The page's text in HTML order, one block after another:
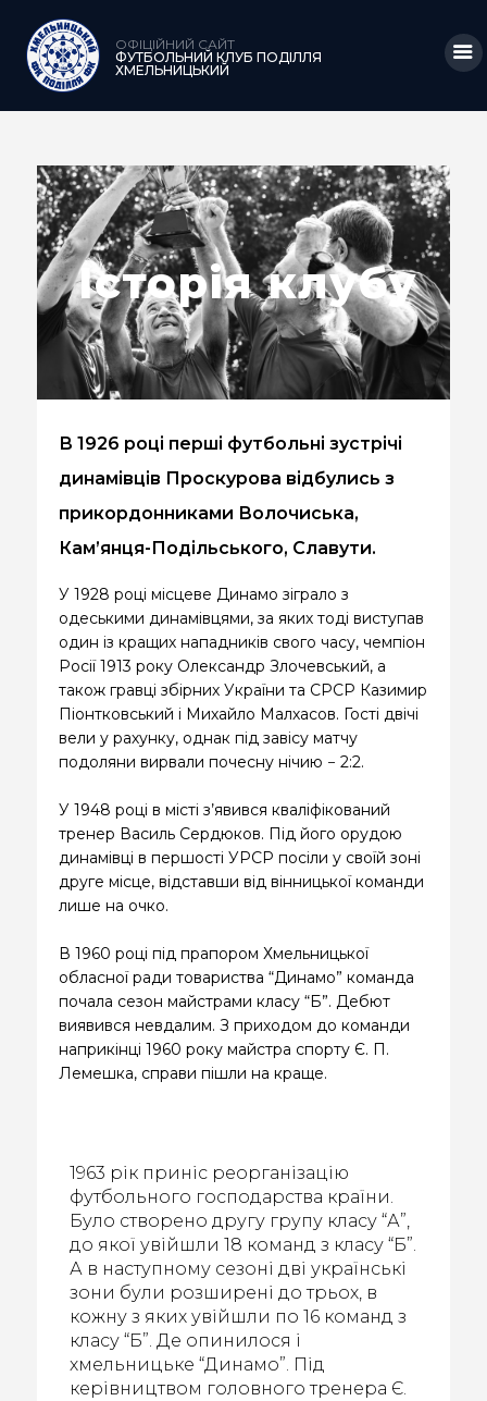
ОФІЦІЙНИЙ САЙТ
ФУТБОЛЬНИЙ КЛУБ ПОДІЛЛЯ
ХМЕЛЬНИЦЬКИЙ
ГОЛОВНА
НОВИНИ
КЛУБ
КОМАНДА
МАТЧІ
АКАДЕМІЯ
КРАМНИЦЯ
Історія клубу
В 1926 році перші футбольні зустрічі
динамівців Проскурова відбулись з
прикордонниками Волочиська,
Кам’янця-Подільського, Славути.
У 1928 році місцеве Динамо зіграло з
одеськими динамівцями, за яких тоді виступав
один із кращих нападників свого часу, чемпіон
Росії 1913 року Олександр Злочевський, а
також гравці збірних України та СРСР Казимир
Піонтковський і Михайло Малхасов. Гості двічі
вели у рахунку, однак під завісу матчу
подоляни вирвали почесну нічию − 2:2.
У 1948 році в місті з’явився кваліфікований
тренер Василь Сердюков. Під його орудою
динамівці в першості УРСР посіли у своїй зоні
друге місце, відставши від вінницької команди
лише на очко.
В 1960 році під прапором Хмельницької
обласної ради товариства “Динамо” команда
почала сезон майстрами класу “Б”. Дебют
виявився невдалим. З приходом до команди
наприкінці 1960 року майстра спорту Є. П.
Лемешка, справи пішли на краще.
1963 рік приніс реорганізацію
футбольного господарства країни.
Було створено другу групу класу “А”,
до якої увійшли 18 команд з класу “Б”.
А в наступному сезоні дві українські
зони були розширені до трьох, в
кожну з яких увійшли по 16 команд з
класу “Б”. Де опинилося і
хмельницьке “Динамо”. Під
керівництвом головного тренера Є.